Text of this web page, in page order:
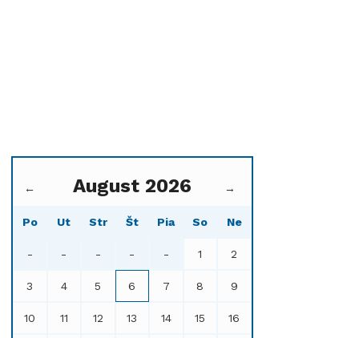
← August 2026 →
Po Ut Str Št Pia So Ne
- - - - - 1 2
3 4 5 6 7 8 9
10 11 12 13 14 15 16